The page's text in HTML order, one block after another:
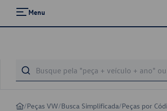
Menu
/Peças VW/Busca Simplificada/Peças por